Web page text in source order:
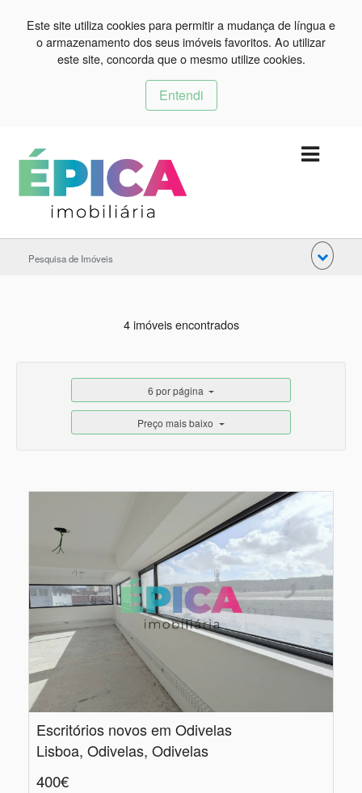
Este site utiliza cookies para permitir a mudança de língua e
o armazenamento dos seus imóveis favoritos. Ao utilizar
este site, concorda que o mesmo utilize cookies.
Entendi
Pesquisa de Imóveis
4 imóveis encontrados
6 por página
Preço mais baixo
Escritórios novos em Odivelas
Lisboa, Odivelas, Odivelas
400€